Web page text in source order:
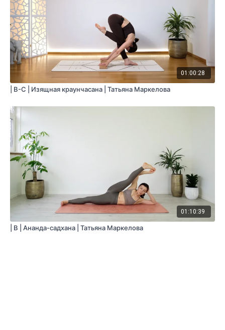
01:00:28
| B-C | Изящная краунчасана | Татьяна Маркелова
01:10:39
| B | Ананда-садхана | Татьяна Маркелова